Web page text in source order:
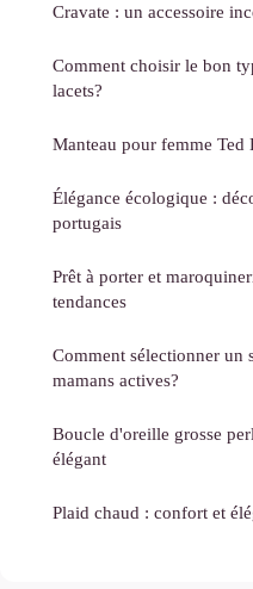
Cravate : un accessoire
Comment choisir le bon
lacets?
Manteau pour femme
Élégance écologique :
portugais
Prêt à porter et
tendances
Comment sélectionner un
mamans actives?
Boucle d'oreille grosse
élégant
Plaid chaud : confort et